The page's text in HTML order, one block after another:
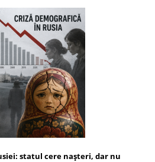
statul cere nașteri, dar nu